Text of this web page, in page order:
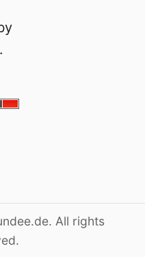
.
All rights